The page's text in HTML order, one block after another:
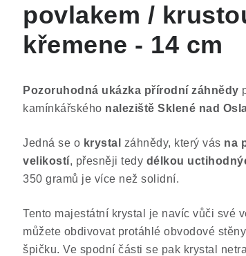
povlakem /
křemene - 14 cm
Pozoruhodná ukázka přírodní záhnědy
kamínkářského naleziště Sklené nad
Jedná se o krystal záhnědy, který vás na
velikostí, přesněji tedy délkou
350 gramů je více než solidní.
Tento majestátní krystal je navíc vůči své
můžete obdivovat protáhlé obvodové
špičku. Ve spodní části se pak krystal